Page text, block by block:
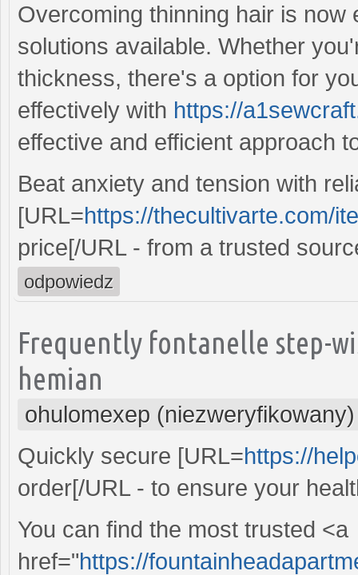
Overcoming thinning hair is
solutions available. Whether
thickness, there's a option for
effectively with https://
effective and efficient approach
Beat anxiety and tension with
[URL=https://thecultivarte.com/
price[/URL - from a trusted
odpowiedz
Frequently fontanelle step-
hemian
ohulomexep (niezweryfikowany)
Quickly secure [URL=https://
order[/URL - to ensure your
You can find the most trusted <a
href="https://